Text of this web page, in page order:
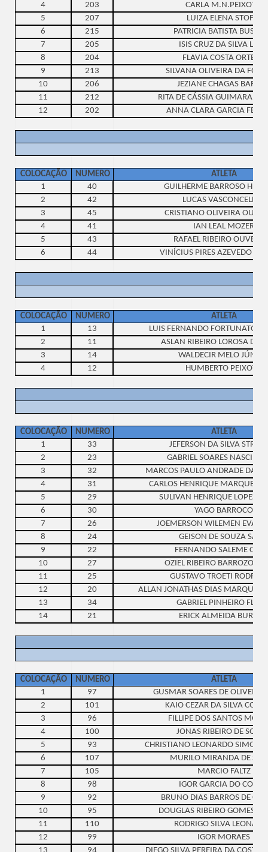
4
203
CARLA M.N.PEIXOTO
5
207
LUIZA ELENA STOFEL
6
215
PATRICIA BATISTA
7
205
ISIS CRUZ DA SILVA LIMA
8
204
FLAVIA COSTA ORTEGA
9
213
SILVANA OLIVEIRA DA
10
206
JEZIANE CHAGAS
11
212
RITA DE CÁSSIA GUIMARAES
12
202 ANNA CLARA GARCIA
COLOCAÇÃO NUMERO
ATLETA
1
40
GUILHERME BARROSO
2
42
LUCAS VASCONCELLOS
3
45
CRISTIANO OLIVEIRA
4
41
IAN LEAL MOZER
5
43
RAFAEL RIBEIRO
6
44 VINÍCIUS PIRES AZEVEDO
COLOCAÇÃO NUMERO
ATLETA
1
13
LUIS FERNANDO FORTUNATO
2
11
ASLAN RIBEIRO LOROSA DA
3
14
WALDECIR MELO
4
12 HUMBERTO PEIXOTO
COLOCAÇÃO NUMERO
ATLETA
1
33
JEFERSON DA SILVA
2
23
GABRIEL SOARES
3
32
MARCOS PAULO ANDRADE DA
4
31
CARLOS HENRIQUE MARQUES
5
29
SULIVAN HENRIQUE LOPES
6
30
YAGO BARROCO
7
26
JOEMERSON WILEMEN
8
24
GEISON DE SOUZA
9
22
FERNANDO SALEME
10
27
OZIEL RIBEIRO BARROZO
11
25
GUSTAVO TROETI
12
20
ALLAN JONATHAS DIAS MARQUES
13
34
GABRIEL PINHEIRO
14
21 ERICK ALMEIDA
COLOCAÇÃO NUMERO
ATLETA
1
97
GUSMAR SOARES DE OLIVEIRA
2
101
KAIO CEZAR DA SILVA
3
96
FILLIPE DOS SANTOS
4
100
JONAS RIBEIRO DE
5
93
CHRISTIANO LEONARDO SIMOES
6
107
MURILO MIRANDA DE
7
105
MARCIO FALTZ
8
98
IGOR GARCIA DO
9
92
BRUNO DIAS BARROS DE
10
95
DOUGLAS RIBEIRO GOMES
11
110
RODRIGO SILVA
12
99
IGOR MORAES